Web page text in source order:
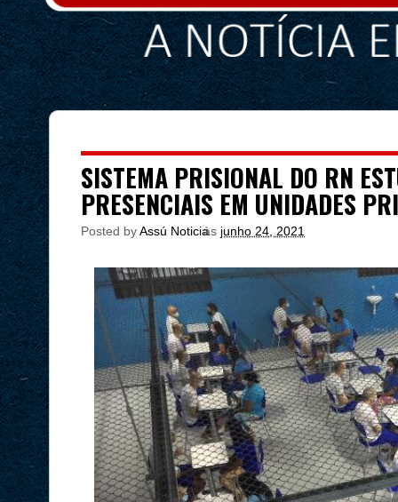
SISTEMA PRISIONAL DO RN
PRESENCIAIS EM UNIDADES
Posted byAssú Noticia
às junho 24, 2021